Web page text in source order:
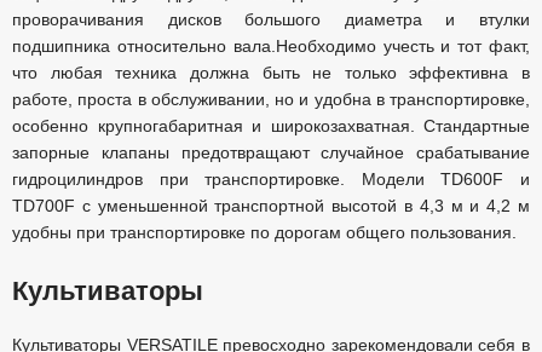
проворачивания дисков большого диаметра и втулки
подшипника относительно вала.Необходимо учесть и тот факт,
что любая техника должна быть не только эффективна в
работе, проста в обслуживании, но и удобна в транспортировке,
особенно крупногабаритная и широкозахватная. Стандартные
запорные клапаны предотвращают случайное срабатывание
гидроцилиндров при транспортировке. Модели TD600F и
TD700F с уменьшенной транспортной высотой в 4,3 м и 4,2 м
удобны при транспортировке по дорогам общего пользования.
Культиваторы
Культиваторы VERSATILE превосходно зарекомендовали себя в